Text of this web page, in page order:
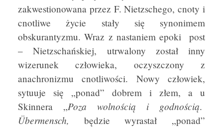
zakwestionowana przez F. Nietzschego, cnoty i
cnotliwe życie stały się synonimem
obskurantyzmu. Wraz z nastaniem epoki post
– Nietzschańskiej, utrwalony został inny
wizerunek człowieka, oczyszczony z
anachronizmu cnotliwości. Nowy człowiek,
sytuuje się „ponad” dobrem i złem, a u
Skinnera „Poza wolnością i godnością.
Übermensch, będzie wyrastał „ponad”